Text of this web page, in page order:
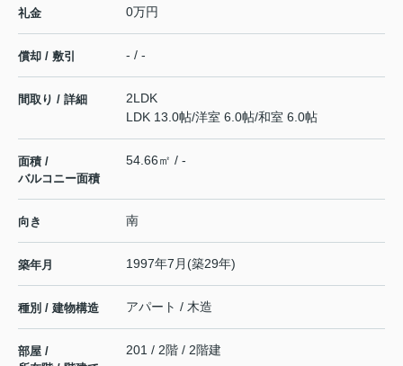
礼金 0万円
償却 / 敷引 - / -
間取り / 詳細
2LDK
LDK 13.0帖/洋室 6.0帖/和室 6.0帖
面積 /
バルコニー面積
54.66㎡ / -
向き 南
築年月 1997年7月(築29年)
種別 / 建物構造 アパート / 木造
部屋 /
201 / 2階 / 2階建